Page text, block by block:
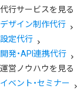
代行サービスを見る
デザイン制作代行
設定代行
開発・API連携代行
運営ノウハウを見る
イベント・セミナー